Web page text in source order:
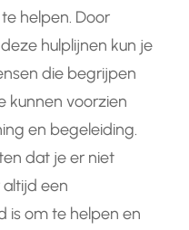
helpen. Door
hulplijnen kun je
die begrijpen
kunnen voorzien
en begeleiding.
dat je er niet
een
is om te helpen en